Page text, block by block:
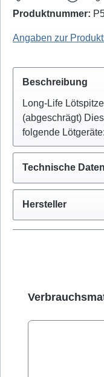
Produktnummer:
Angaben zur
Beschreibung
Long-Life
(abgeschrägt)
folgende
Technische Daten
Hersteller
Produktgalerie